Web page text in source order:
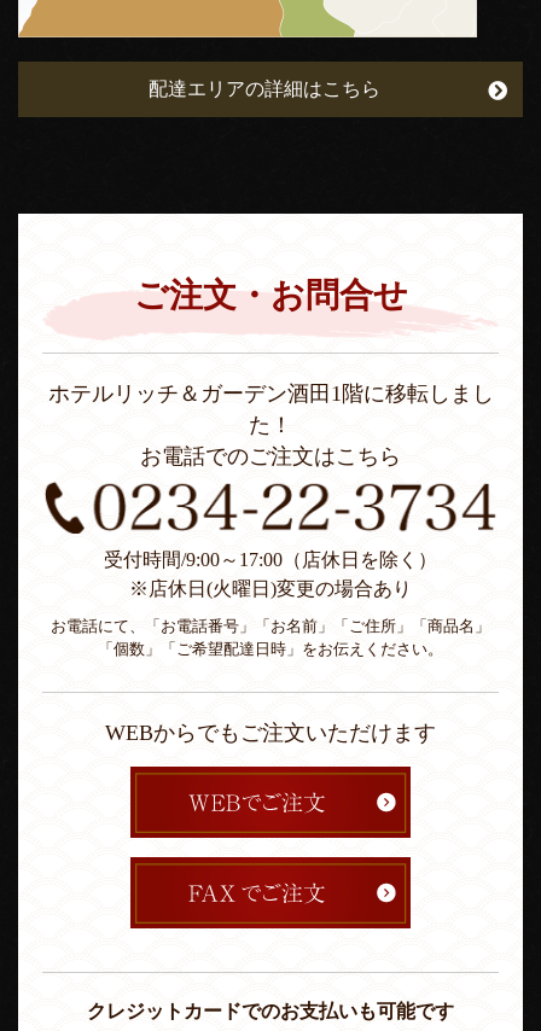
配達エリアの詳細はこちら
ご注文・お問合せ
ホテルリッチ＆ガーデン酒田1階に移転しまし
た！
お電話でのご注文はこちら
受付時間/9:00～17:00（店休日を除く）
※店休日(火曜日)変更の場合あり
お電話にて、「お電話番号」「お名前」「ご住所」「商品名」
「個数」「ご希望配達日時」をお伝えください。
WEBからでもご注文いただけます
クレジットカードでのお支払いも可能です